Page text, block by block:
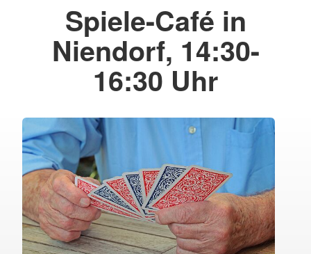
Spiele-Café in
Niendorf, 14:30-
16:30 Uhr